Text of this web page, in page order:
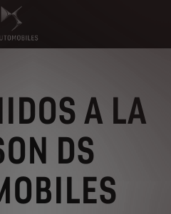
A LA
DS